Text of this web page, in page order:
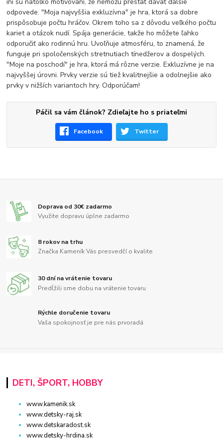
odpovede. "Moja najvyššia exkluzívna" je hra, ktorá sa dobre
prispôsobuje počtu hráčov. Okrem toho sa z dôvodu veľkého počtu
kariet a otázok nudí. Spája generácie, takže ho môžete ľahko
odporučiť ako rodinnú hru. Uvoľňuje atmosféru, to znamená, že
funguje pri spoločenských stretnutiach tínedžerov a dospelých.
"Moje na poschodí" je hra, ktorá má rôzne verzie. Exkluzívne je na
najvyššej úrovni. Prvky verzie sú tiež kvalitnejšie a odolnejšie ako
prvky v nižších variantoch hry. Odporúčam!
Páčil sa vám článok? Zdieľajte ho s priateľmi
Facebook Twitter
Doprava od 30€ zadarmo
Využite dopravu úplne zadarmo
8 rokov na trhu
Značka Kameník Vás presvedčí o kvalite
30 dní na vrátenie tovaru
Predĺžili sme dobu na vrátenie tovaru
Rýchle doručenie tovaru
Vaša spokojnosť je pre nás prvoradá
DETI, ŠPORT, HOBBY
www.kamenik.sk
www.detsky-raj.sk
www.detskaradost.sk
www.detsky-hrdina.sk